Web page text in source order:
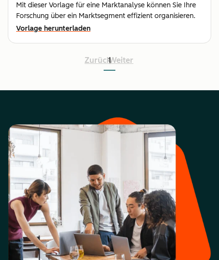
Mit dieser Vorlage für eine Marktanalyse können Sie Ihre
Forschung über ein Marktsegment effizient organisieren.
Vorlage herunterladen
Zurück
1Weiter